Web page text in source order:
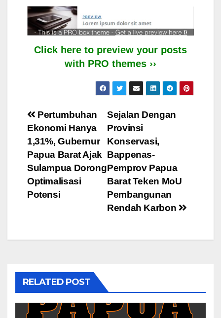
Click here to preview your posts
with PRO themes ››
Post
navigation
Sejalan Dengan
Provinsi
Konservasi,
Bappenas-
Pemprov Papua
Barat Teken MoU
Pembangunan
Rendah Karbon
Pertumbuhan
Ekonomi Hanya
1,31%, Gubernur
Papua Barat Ajak
Sulampua Dorong
Optimalisasi
Potensi
RELATED POST